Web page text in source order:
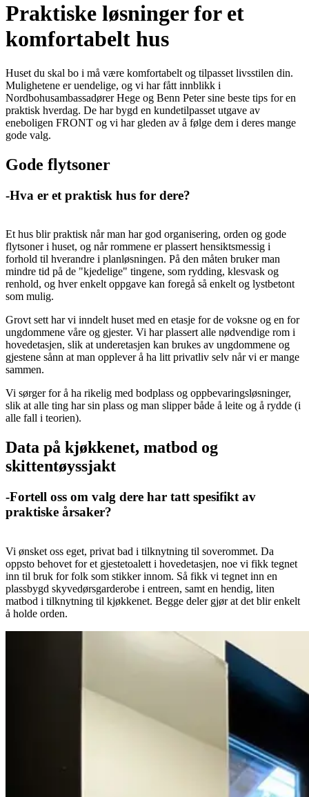
Praktiske løsninger for et
komfortabelt hus
Huset du skal bo i må være komfortabelt og tilpasset livsstilen din.
Mulighetene er uendelige, og vi har fått innblikk i
Nordbohusambassadører Hege og Benn Peter sine beste tips for en
praktisk hverdag. De har bygd en kundetilpasset utgave av
eneboligen FRONT og vi har gleden av å følge dem i deres mange
gode valg.
Gode flytsoner
-Hva er et praktisk hus for dere?
Et hus blir praktisk når man har god organisering, orden og gode
flytsoner i huset, og når rommene er plassert hensiktsmessig i
forhold til hverandre i planløsningen. På den måten bruker man
mindre tid på de "kjedelige" tingene, som rydding, klesvask og
renhold, og hver enkelt oppgave kan foregå så enkelt og lystbetont
som mulig.
Grovt sett har vi inndelt huset med en etasje for de voksne og en for
ungdommene våre og gjester. Vi har plassert alle nødvendige rom i
hovedetasjen, slik at underetasjen kan brukes av ungdommene og
gjestene sånn at man opplever å ha litt privatliv selv når vi er mange
sammen.
Vi sørger for å ha rikelig med bodplass og oppbevaringsløsninger,
slik at alle ting har sin plass og man slipper både å leite og å rydde (i
alle fall i teorien).
Data på kjøkkenet, matbod og
skittentøyssjakt
-Fortell oss om valg dere har tatt spesifikt av
praktiske årsaker?
Vi ønsket oss eget, privat bad i tilknytning til soverommet. Da
oppsto behovet for et gjestetoalett i hovedetasjen, noe vi fikk tegnet
inn til bruk for folk som stikker innom. Så fikk vi tegnet inn en
plassbygd skyvedørsgarderobe i entreen, samt en hendig, liten
matbod i tilknytning til kjøkkenet. Begge deler gjør at det blir enkelt
å holde orden.